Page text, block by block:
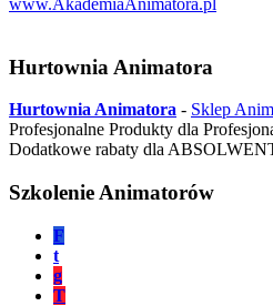
www.AkademiaAnimatora.pl
Hurtownia Animatora
Hurtownia Animatora - Sklep
Profesjonalne Produkty dla
Dodatkowe rabaty dla
Szkolenie Animatorów
F
t
g
T